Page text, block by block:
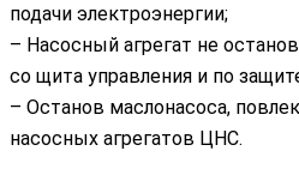
подачи электроэнергии;
– Насосный агрегат не
со щита управления и по
– Останов маслонасоса,
насосных агрегатов ЦНС.